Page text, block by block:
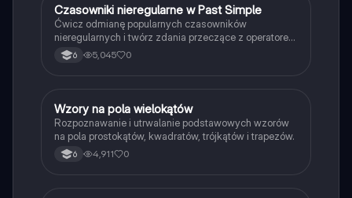
CJęzyk angielski
Czasowniki nieregularne w Past Simple
Ćwicz odmianę popularnych czasowników
nieregularnych i twórz zdania przeczące z operatorem
didn't w czasie Past Simple.
6 5,045 0
WMatematyka
Wzory na pola wielokątów
Rozpoznawanie i utrwalanie podstawowych wzorów
na pola prostokątów, kwadratów, trójkątów i trapezów.
6 4,911 0